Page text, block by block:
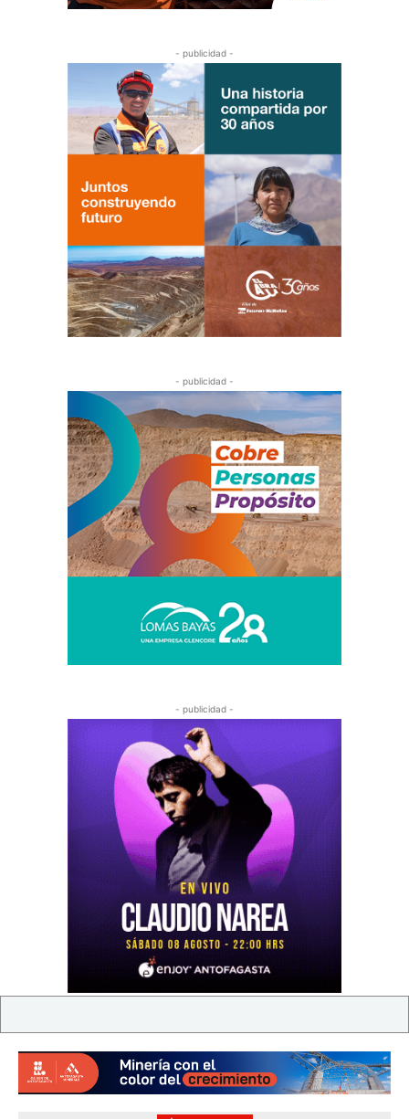
- publicidad -
- publicidad -
- publicidad -